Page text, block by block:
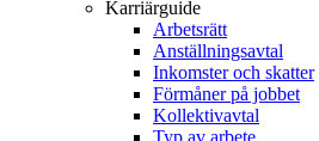
Karriärguide
Arbetsrätt
Anställningsavtal
Inkomster och skatter
Förmåner på jobbet
Kollektivavtal
Typ av arbete